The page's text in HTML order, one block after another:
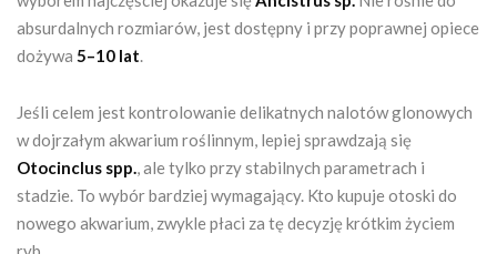
absurdalnych rozmiarów, jest dostępny i przy poprawnej opiece
dożywa 5–10 lat.
Jeśli celem jest kontrolowanie delikatnych nalotów glonowych
w dojrzałym akwarium roślinnym, lepiej sprawdzają się
Otocinclus spp., ale tylko przy stabilnych parametrach i
stadzie. To wybór bardziej wymagający. Kto kupuje otoski do
nowego akwarium, zwykle płaci za tę decyzję krótkim życiem